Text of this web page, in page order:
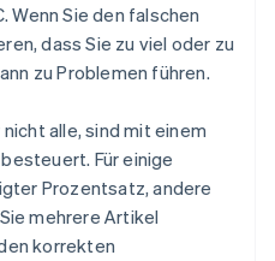
Wenn Sie den falschen
dass Sie zu viel oder zu
zu Problemen führen.
alle, sind mit einem
Für einige
Prozentsatz, andere
mehrere Artikel
korrekten